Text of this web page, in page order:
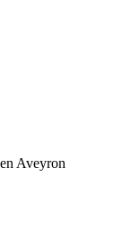
Aveyron